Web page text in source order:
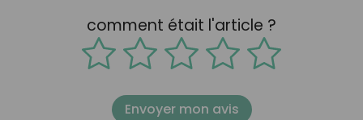
comment était l'article ?
Envoyer mon avis